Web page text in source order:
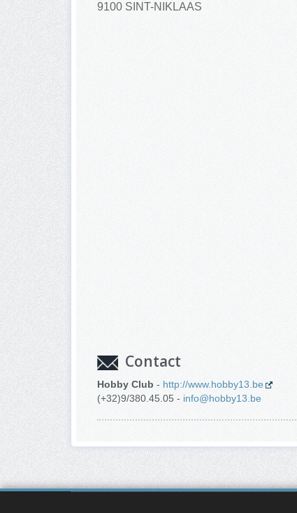
9100 SINT-NIKLAAS
Contact
Hobby Club - http://www.hobby13.be
(+32)9/380.45.05 - info@hobby13.be